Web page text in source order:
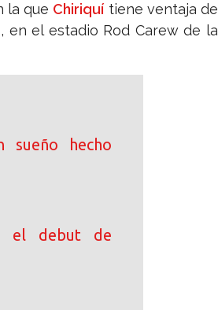
la que Chiriquí tiene ventaja de
en el estadio Rod Carew de la
hecho
el debut de